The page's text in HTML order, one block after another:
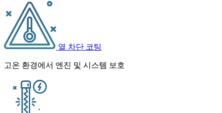
열 차단 코팅
고온 환경에서 엔진 및 시스템 보호